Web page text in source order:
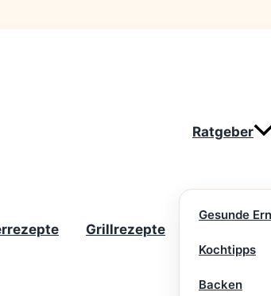
Grillrezepte
Ratgeber
Gesunde
Kochtipps
Backen